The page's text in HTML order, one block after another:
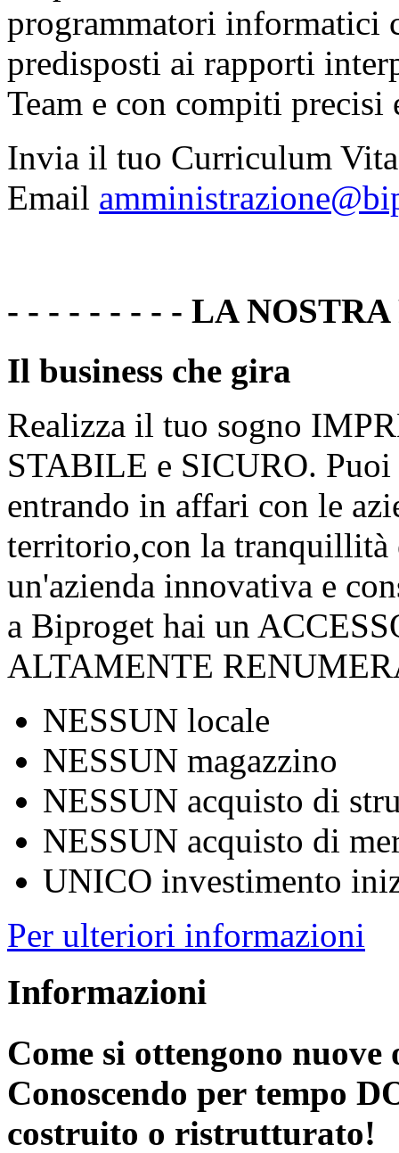
programmatori informatici
predisposti ai rapporti
Team e con compiti
Invia il tuo Curriculum
Email
- - - - - - - - - LA
Il business che gira
Realizza il tuo sogno
STABILE e SICURO.
entrando in affari con le
territorio,con la tranquillità
un'azienda innovativa e
a Biproget hai un
ALTAMENTE
NESSUN locale
NESSUN magazzino
NESSUN acquisto di
NESSUN acquisto di
UNICO investimento
Per ulteriori informazioni
Informazioni
Come si ottengono
Conoscendo per tempo
costruito o ristrutturato!